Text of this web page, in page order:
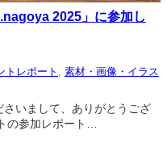
2025」に参加し
トレポート
素材・画像・イラス
いまして、ありがとうござ
の参加レポート…